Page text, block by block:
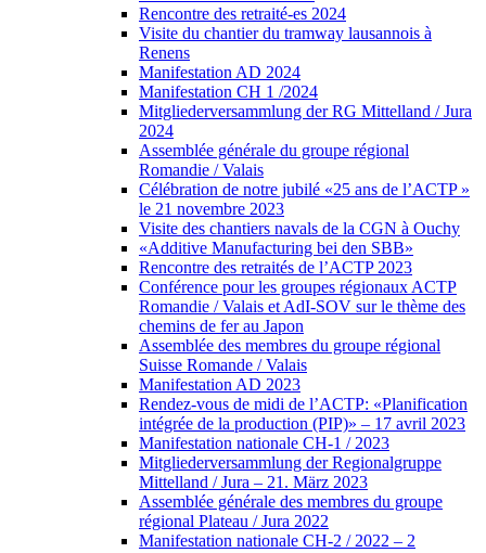
Rencontre des retraité-es 2024
Visite du chantier du tramway lausannois à
Renens
Manifestation AD 2024
Manifestation CH 1 /2024
Mitgliederversammlung der RG Mittelland / Jura
2024
Assemblée générale du groupe régional
Romandie / Valais
Célébration de notre jubilé «25 ans de l’ACTP »
le 21 novembre 2023
Visite des chantiers navals de la CGN à Ouchy
«Additive Manufacturing bei den SBB»
Rencontre des retraités de l’ACTP 2023
Conférence pour les groupes régionaux ACTP
Romandie / Valais et AdI-SOV sur le thème des
chemins de fer au Japon
Assemblée des membres du groupe régional
Suisse Romande / Valais
Manifestation AD 2023
Rendez-vous de midi de l’ACTP: «Planification
intégrée de la production (PIP)» – 17 avril 2023
Manifestation nationale CH-1 / 2023
Mitgliederversammlung der Regionalgruppe
Mittelland / Jura – 21. März 2023
Assemblée générale des membres du groupe
régional Plateau / Jura 2022
Manifestation nationale CH-2 / 2022 – 2